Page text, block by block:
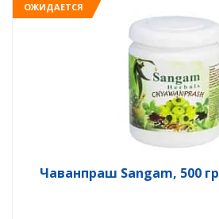
ОЖИДАЕТСЯ
Чаванпраш Sangam, 500 гр